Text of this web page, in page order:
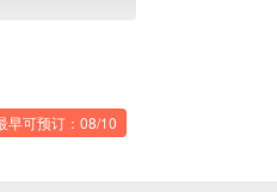
早可预订：08/10